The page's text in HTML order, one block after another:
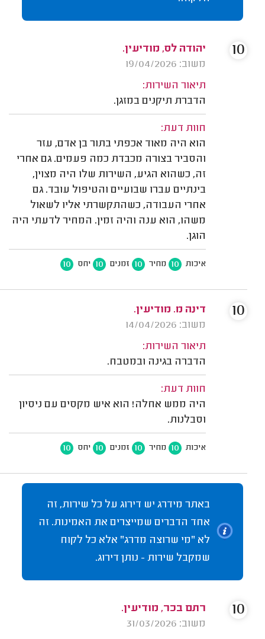
יהודה לס, מודיעין.
משוב: 19/04/2026
תיאור השירות:
הדברת תיקנים במזגן.
חוות דעת:
הוא היה מאוד אכפתי בתור בן אדם, עזר
והסביר בצורה מכבדת כמה פעמים. גם אחרי
זה, כשהוא הגיע, השירות שלו היה מצוין,
בינתיים עברו שבועיים והטיפול עובד. גם
אחרי העבודה, כשהתקשרתי אליו לשאול
משהו, הוא ענה והיה זמין. המחיר לדעתי היה
הוגן.
איכות 10 מחיר 10 זמנים 10 יחס 10
10
דינה מ. מודיעין.
משוב: 14/04/2026
תיאור השירות:
הדברה בגינה ובמטבח.
חוות דעת:
היה ממש אחלה! הוא איש מקסים עם ניסיון
וסבלנות.
איכות 10 מחיר 10 זמנים 10 יחס 10
10
באתר מידרג יש דירוג על כל שירות, זה
אחד הדברים שמייצרים את האמינות. זה
לא "מי שרוצה מדרג" אלא כל לקוח
שמקבל שירות - נותן דירוג.
רתם בכר, מודיעין.
משוב: 31/03/2026
10